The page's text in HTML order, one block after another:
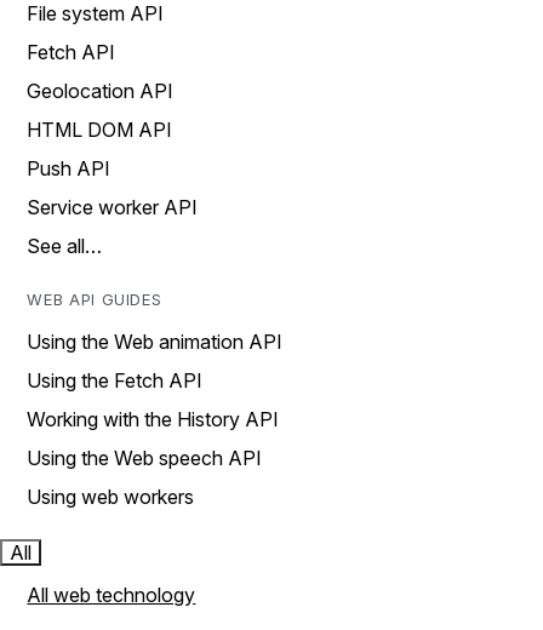
File system API
Fetch API
Geolocation API
HTML DOM API
Push API
Service worker API
See all…
WEB API GUIDES
Using the Web animation API
Using the Fetch API
Working with the History API
Using the Web speech API
Using web workers
All
All web technology